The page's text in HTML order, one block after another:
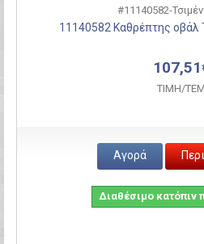
#11140582-
11140582 Καθρέπτης οβάλ
ΤΙΜH/ΤΕΜ
Αγορά
Διαθέσιμο κατόπιν